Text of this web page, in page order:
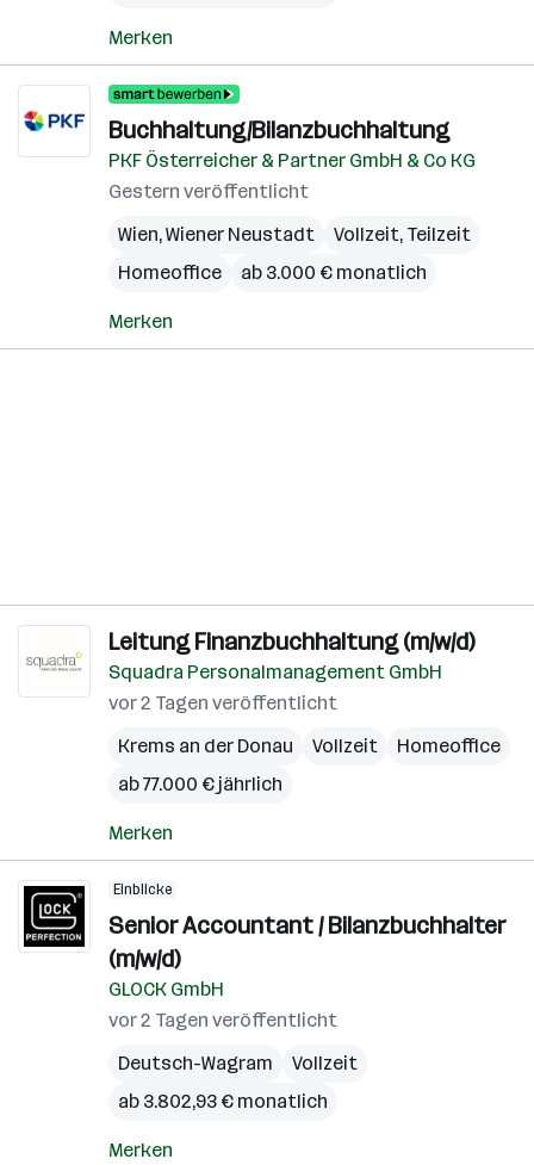
Merken
Buchhaltung/Bilanzbuchhaltung
PKF Österreicher & Partner GmbH & Co KG
Gestern veröffentlicht
Wien,Wiener Neustadt
Vollzeit, Teilzeit
Homeoffice
ab 3.000 € monatlich
Merken
Leitung Finanzbuchhaltung (m/w/d)
Squadra Personalmanagement GmbH
vor 2 Tagen veröffentlicht
Krems an der Donau
Vollzeit
Homeoffice
ab 77.000 € jährlich
Merken
Einblicke
Senior Accountant / Bilanzbuchhalter
(m/w/d)
GLOCK GmbH
vor 2 Tagen veröffentlicht
Deutsch-Wagram
Vollzeit
ab 3.802,93 € monatlich
Merken